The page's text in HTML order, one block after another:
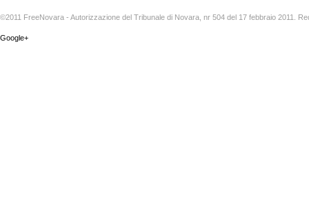
©2011 FreeNovara - Autorizzazione del Tribunale di Novara, nr 504 del 17 febbraio 2011.
Google+